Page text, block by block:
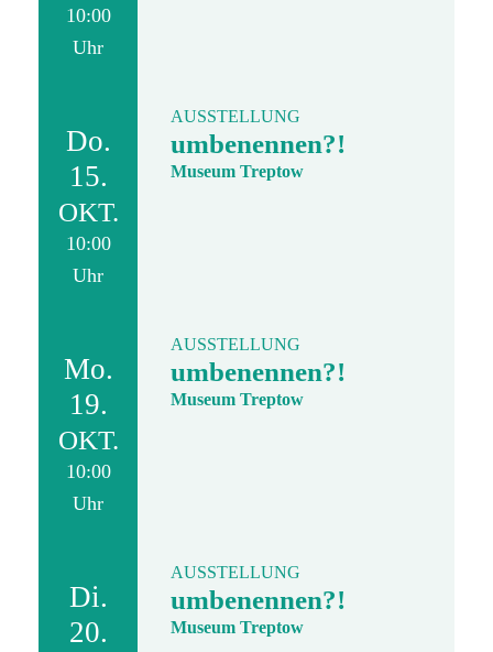
10:00
Uhr
Do.
15.
OKT.
10:00
Uhr
AUSSTELLUNG
umbenennen?!
Museum Treptow
Mo.
19.
OKT.
10:00
Uhr
AUSSTELLUNG
umbenennen?!
Museum Treptow
Di.
20.
AUSSTELLUNG
umbenennen?!
Museum Treptow